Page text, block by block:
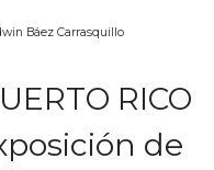
Báez Carrasquillo
RICO
de